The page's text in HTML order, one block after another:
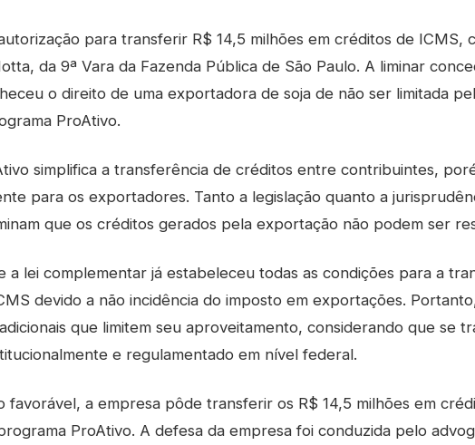
para transferir R$ 14,5 milhões em créditos de ICMS,
da 9ª Vara da Fazenda Pública de São Paulo. A liminar
o direito de uma exportadora de soja de não ser limitada
ProAtivo.
simplifica a transferência de créditos entre contribuintes,
para os exportadores. Tanto a legislação quanto a
que os créditos gerados pela exportação não podem ser
a lei complementar já estabeleceu todas as condições para a
devido a não incidência do imposto em exportações.
que limitem seu aproveitamento, considerando que se
e regulamentado em nível federal.
favorável, a empresa pôde transferir os R$ 14,5 milhões em
ProAtivo. A defesa da empresa foi conduzida pelo